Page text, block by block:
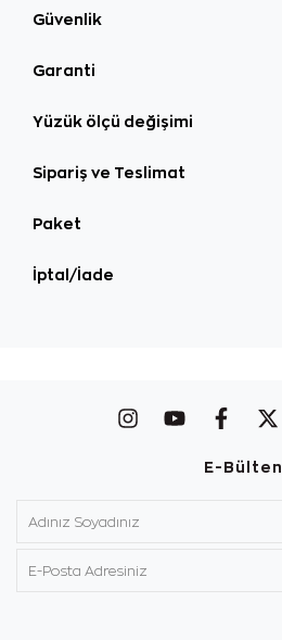
Güvenlik
Garanti
Yüzük ölçü değişimi
Sipariş ve Teslimat
Paket
İptal/İade
E-Bülten